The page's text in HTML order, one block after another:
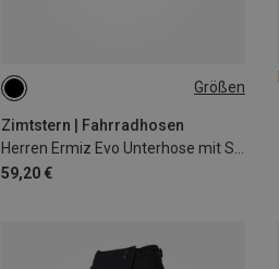
Größen
Zimtstern | Fahrradhosen
59,20 €
XXL